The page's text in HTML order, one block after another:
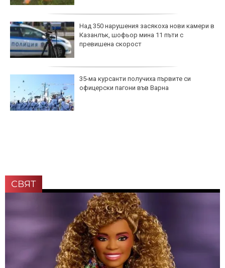
Над 350 нарушения засякоха нови камери в
Казанлък, шофьор мина 11 пъти с
превишена скорост
35-ма курсанти получиха първите си
офицерски пагони във Варна
СВЯТ